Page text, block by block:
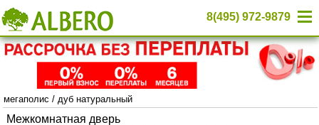
8(495) 972-9879
мегаполис / дуб натуральный
Межкомнатная дверь